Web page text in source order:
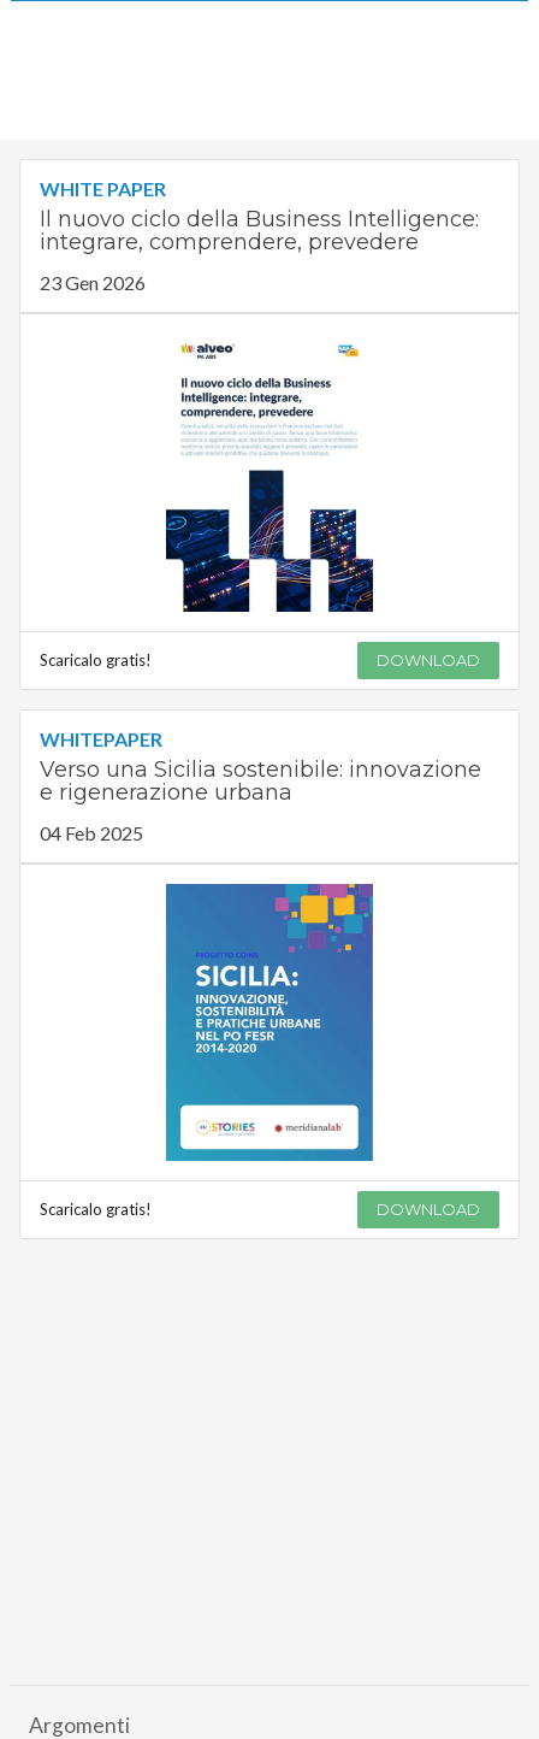
WHITE PAPER
Il nuovo ciclo della Business Intelligence:
integrare, comprendere, prevedere
23 Gen 2026
Scaricalo gratis! DOWNLOAD
WHITEPAPER
Verso una Sicilia sostenibile: innovazione
e rigenerazione urbana
04 Feb 2025
Scaricalo gratis! DOWNLOAD
Argomenti